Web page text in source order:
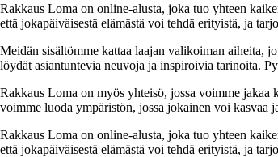
Rakkaus Loma on online-alusta, joka tuo yhteen
että jokapäiväisestä elämästä voi tehdä erityistä, ja
Meidän sisältömme kattaa laajan valikoiman aiheita,
löydät asiantuntevia neuvoja ja inspiroivia tarinoita.
Rakkaus Loma on myös yhteisö, jossa voimme jakaa
voimme luoda ympäristön, jossa jokainen voi kasvaa
Rakkaus Loma on online-alusta, joka tuo yhteen
että jokapäiväisestä elämästä voi tehdä erityistä, ja